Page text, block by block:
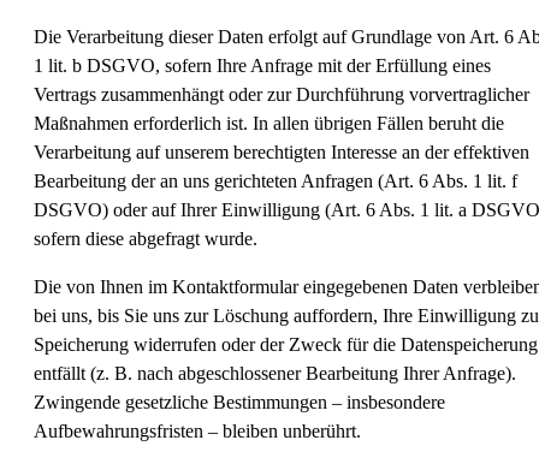
Die Verarbeitung dieser Daten erfolgt auf Grundlage von Art. 6
1 lit. b DSGVO, sofern Ihre Anfrage mit der Erfüllung eines
Vertrags zusammenhängt oder zur Durchführung vorvertraglicher
Maßnahmen erforderlich ist. In allen übrigen Fällen beruht die
Verarbeitung auf unserem berechtigten Interesse an der effektiven
Bearbeitung der an uns gerichteten Anfragen (Art. 6 Abs. 1 lit. f
DSGVO) oder auf Ihrer Einwilligung (Art. 6 Abs. 1 lit. a
sofern diese abgefragt wurde.
Die von Ihnen im Kontaktformular eingegebenen Daten
bei uns, bis Sie uns zur Löschung auffordern, Ihre Einwilligung
Speicherung widerrufen oder der Zweck für die Datenspeicherung
entfällt (z. B. nach abgeschlossener Bearbeitung Ihrer Anfrage).
Zwingende gesetzliche Bestimmungen – insbesondere
Aufbewahrungsfristen – bleiben unberührt.